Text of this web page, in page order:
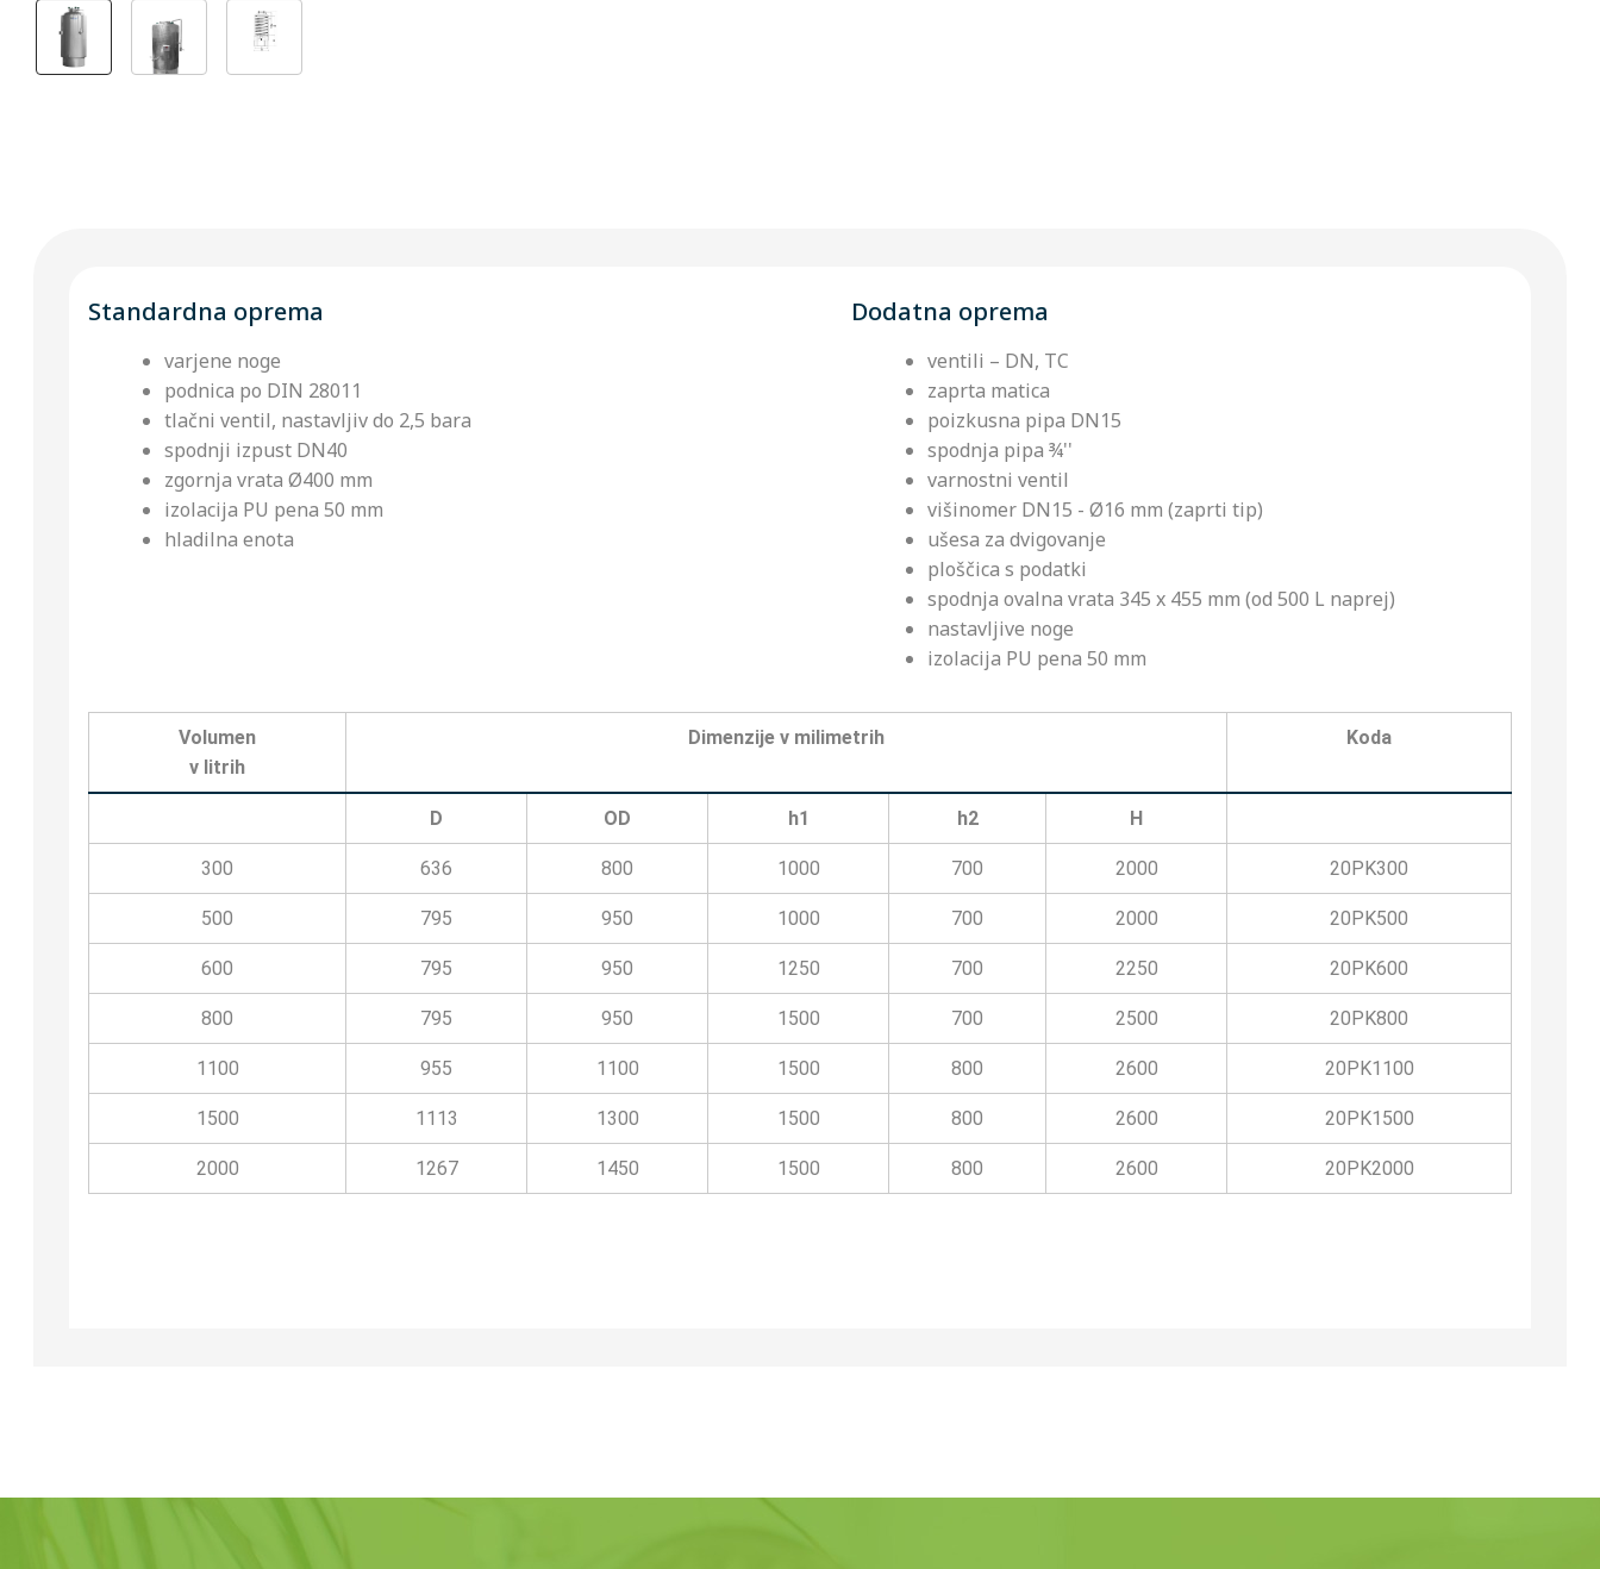
Standardna oprema
varjene noge
podnica po DIN 28011
tlačni ventil, nastavljiv do 2,5 bara
spodnji izpust DN40
zgornja vrata Ø400 mm
izolacija PU pena 50 mm
hladilna enota
Dodatna oprema
ventili – DN, TC
zaprta matica
poizkusna pipa DN15
spodnja pipa ¾''
varnostni ventil
višinomer DN15 - Ø16 mm (zaprti tip)
ušesa za dvigovanje
ploščica s podatki
spodnja ovalna vrata 345 x 455 mm (od 500 L naprej)
nastavljive noge
izolacija PU pena 50 mm
Volumen
v litrih
Dimenzije v milimetrih Koda
D OD h1 h2 H
300 636 800 1000 700 2000 20PK300
500 795 950 1000 700 2000 20PK500
600 795 950 1250 700 2250 20PK600
800 795 950 1500 700 2500 20PK800
1100 955 1100 1500 800 2600 20PK1100
1500 1113 1300 1500 800 2600 20PK1500
2000 1267 1450 1500 800 2600 20PK2000